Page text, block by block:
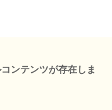
ンテンツが存在しま